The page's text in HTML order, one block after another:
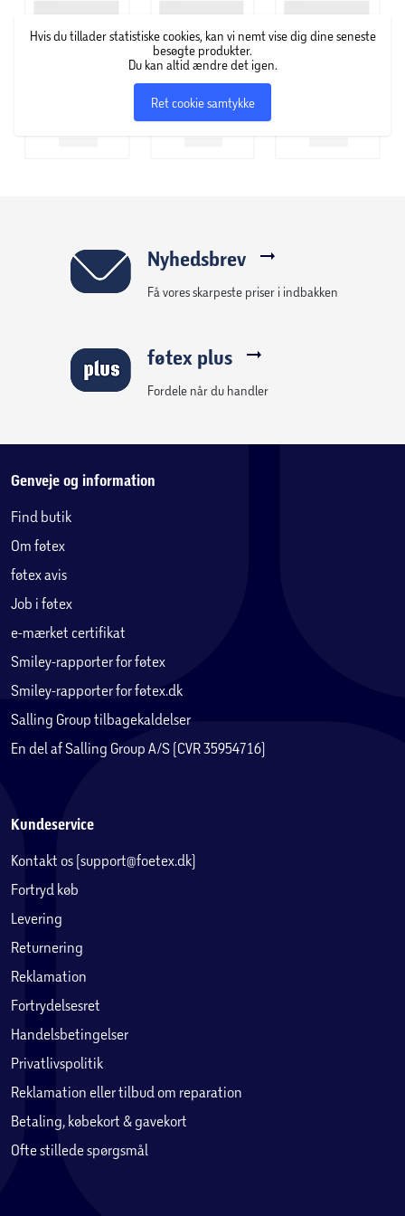
Diameter: 14 cm
Velegnet til sport, konkurrencer og events
Hvis du tillader statistiske cookies, kan vi nemt vise dig dine seneste
besøgte produkter.
Du kan altid ændre det igen.
Ret cookie samtykke
Nyhedsbrev
Få vores skarpeste priser i indbakken
føtex plus
Fordele når du handler
Genveje og information
Find butik
Om føtex
føtex avis
Job i føtex
e-mærket certifikat
Smiley-rapporter for føtex
Smiley-rapporter for føtex.dk
Salling Group tilbagekaldelser
En del af Salling Group A/S (CVR 35954716)
Kundeservice
Kontakt os (support@foetex.dk)
Fortryd køb
Levering
Returnering
Reklamation
Fortrydelsesret
Handelsbetingelser
Privatlivspolitik
Reklamation eller tilbud om reparation
Betaling, købekort & gavekort
Ofte stillede spørgsmål